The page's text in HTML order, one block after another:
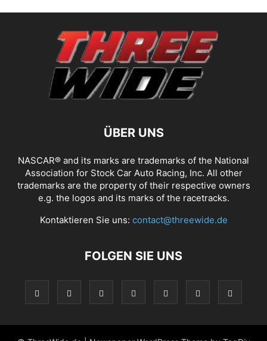
ÜBER UNS
NASCAR® and its marks are trademarks of the National
Association for Stock Car Auto Racing, Inc. All other
trademarks are the property of their respective owners
e.g. the logos and its marks of the racetracks.
Kontaktieren Sie uns: contact@threewide.de
FOLGEN SIE UNS